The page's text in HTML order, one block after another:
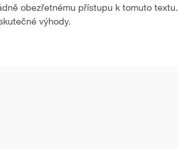
obezřetnému přístupu k tomuto textu.
výhody.